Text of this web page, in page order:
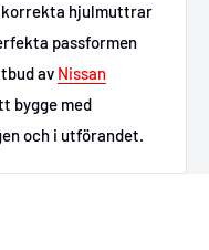
korrekta hjulmuttrar
passformen
av Nissan
bygge med
och i utförandet.